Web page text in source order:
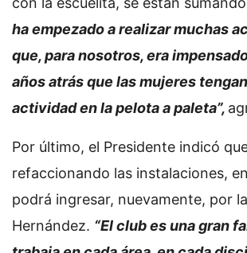
ha empezado a realizar muchas
que, para nosotros, era
años atrás que las mujeres
actividad en la pelota a paleta”,
Por último, el Presidente indicó
refaccionando las instalaciones,
podrá ingresar, nuevamente, por
Hernández. “El club es una gran